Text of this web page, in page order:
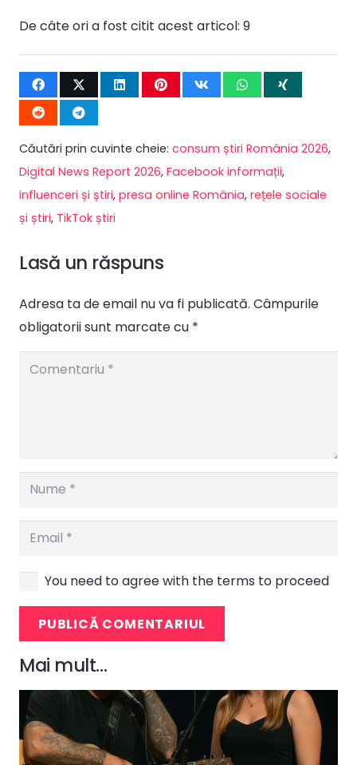
De câte ori a fost citit acest articol: 9
Căutări prin cuvinte cheie: consum știri România 2026,
Digital News Report 2026, Facebook informații,
influenceri și știri, presa online România, rețele sociale
și știri, TikTok știri
Lasă un răspuns
Adresa ta de email nu va fi publicată. Câmpurile
obligatorii sunt marcate cu *
You need to agree with the terms to proceed
PUBLICĂ COMENTARIUL
Mai mult…